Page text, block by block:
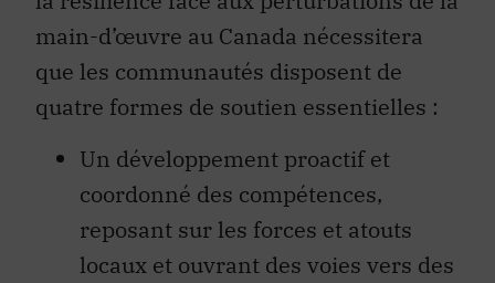
main-d’œuvre au Canada nécessitera
que les communautés disposent de
quatre formes de soutien essentielles :
Un développement proactif et
coordonné des compétences,
reposant sur les forces et atouts
locaux et ouvrant des voies vers des